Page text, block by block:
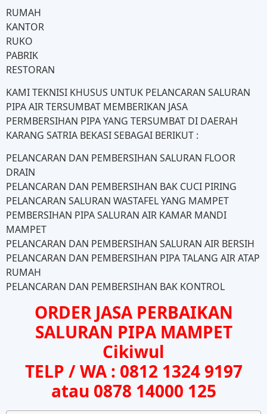
RUMAH
KANTOR
RUKO
PABRIK
RESTORAN
KAMI TEKNISI KHUSUS UNTUK PELANCARAN SALURAN
PIPA AIR TERSUMBAT MEMBERIKAN JASA
PERMBERSIHAN PIPA YANG TERSUMBAT DI DAERAH
KARANG SATRIA BEKASI SEBAGAI BERIKUT :
PELANCARAN DAN PEMBERSIHAN SALURAN FLOOR
DRAIN
PELANCARAN DAN PEMBERSIHAN BAK CUCI PIRING
PELANCARAN SALURAN WASTAFEL YANG MAMPET
PEMBERSIHAN PIPA SALURAN AIR KAMAR MANDI
MAMPET
PELANCARAN DAN PEMBERSIHAN SALURAN AIR BERSIH
PELANCARAN DAN PEMBERSIHAN PIPA TALANG AIR ATAP
RUMAH
PELANCARAN DAN PEMBERSIHAN BAK KONTROL
ORDER JASA PERBAIKAN
SALURAN PIPA MAMPET
Cikiwul
TELP / WA : 0812 1324 9197
atau 0878 14000 125